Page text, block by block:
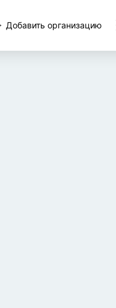
Добавить организацию